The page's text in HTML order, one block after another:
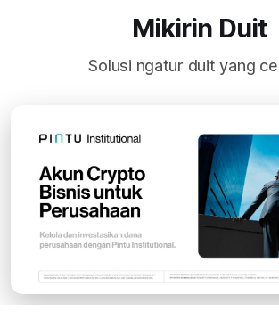
Mikirin Duit
Solusi ngatur duit yang